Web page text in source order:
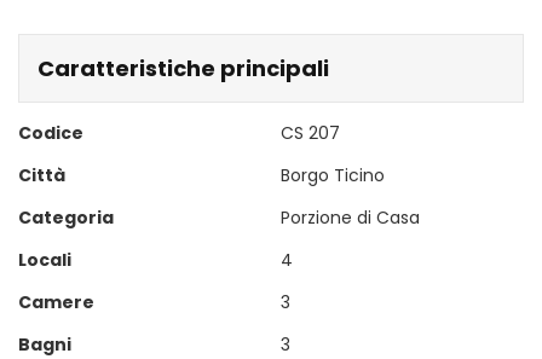
Caratteristiche principali
Codice
CS 207
Città
Borgo Ticino
Categoria
Porzione di Casa
Locali
4
Camere
3
Bagni
3